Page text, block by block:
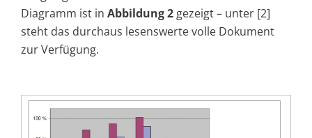
Diagramm ist in Abbildung 2gezeigt – unter [2]
steht das durchaus lesenswerte volle Dokument
zur Verfügung.